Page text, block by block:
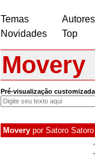
Temas
Novidades
Autores
Top
Movery
Pré-visualização customizada
Movery por Satoro Satoro